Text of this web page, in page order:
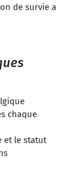
de survie a
chaque
et le statut